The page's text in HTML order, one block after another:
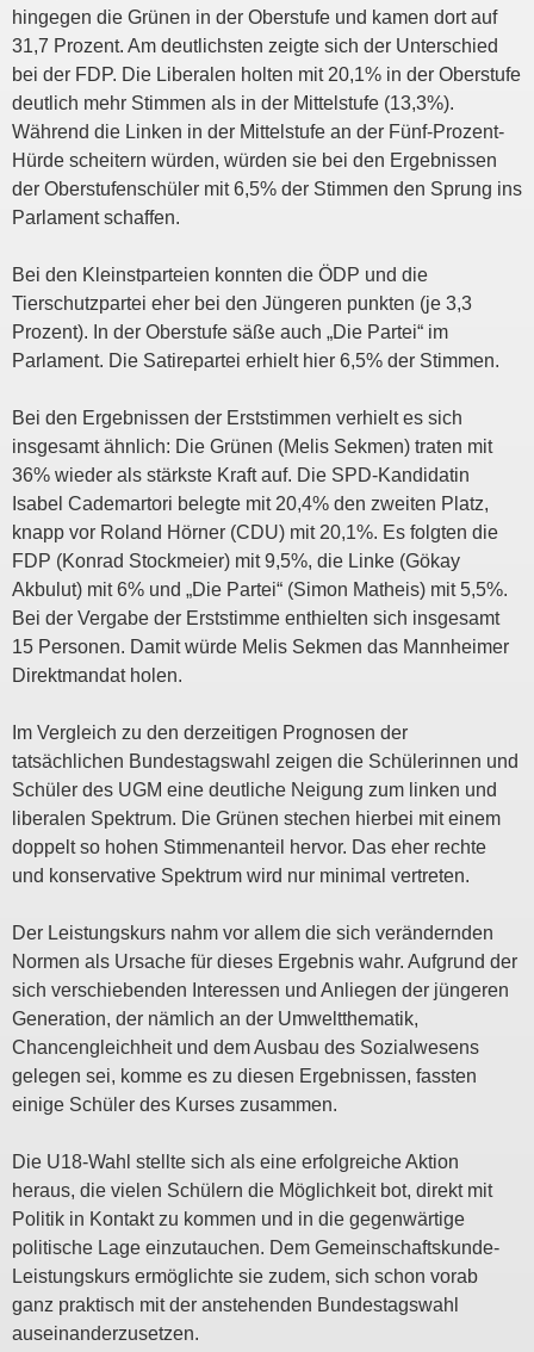
hingegen die Grünen in der Oberstufe und kamen dort auf
31,7 Prozent. Am deutlichsten zeigte sich der Unterschied
bei der FDP. Die Liberalen holten mit 20,1% in der Oberstufe
deutlich mehr Stimmen als in der Mittelstufe (13,3%).
Während die Linken in der Mittelstufe an der Fünf-Prozent-
Hürde scheitern würden, würden sie bei den Ergebnissen
der Oberstufenschüler mit 6,5% der Stimmen den Sprung ins
Parlament schaffen.
Bei den Kleinstparteien konnten die ÖDP und die
Tierschutzpartei eher bei den Jüngeren punkten (je 3,3
Prozent). In der Oberstufe säße auch „Die Partei“ im
Parlament. Die Satirepartei erhielt hier 6,5% der Stimmen.
Bei den Ergebnissen der Erststimmen verhielt es sich
insgesamt ähnlich: Die Grünen (Melis Sekmen) traten mit
36% wieder als stärkste Kraft auf. Die SPD-Kandidatin
Isabel Cademartori belegte mit 20,4% den zweiten Platz,
knapp vor Roland Hörner (CDU) mit 20,1%. Es folgten die
FDP (Konrad Stockmeier) mit 9,5%, die Linke (Gökay
Akbulut) mit 6% und „Die Partei“ (Simon Matheis) mit 5,5%.
Bei der Vergabe der Erststimme enthielten sich insgesamt
15 Personen. Damit würde Melis Sekmen das Mannheimer
Direktmandat holen.
Im Vergleich zu den derzeitigen Prognosen der
tatsächlichen Bundestagswahl zeigen die Schülerinnen und
Schüler des UGM eine deutliche Neigung zum linken und
liberalen Spektrum. Die Grünen stechen hierbei mit einem
doppelt so hohen Stimmenanteil hervor. Das eher rechte
und konservative Spektrum wird nur minimal vertreten.
Der Leistungskurs nahm vor allem die sich verändernden
Normen als Ursache für dieses Ergebnis wahr. Aufgrund der
sich verschiebenden Interessen und Anliegen der jüngeren
Generation, der nämlich an der Umweltthematik,
Chancengleichheit und dem Ausbau des Sozialwesens
gelegen sei, komme es zu diesen Ergebnissen, fassten
einige Schüler des Kurses zusammen.
Die U18-Wahl stellte sich als eine erfolgreiche Aktion
heraus, die vielen Schülern die Möglichkeit bot, direkt mit
Politik in Kontakt zu kommen und in die gegenwärtige
politische Lage einzutauchen. Dem Gemeinschaftskunde-
Leistungskurs ermöglichte sie zudem, sich schon vorab
ganz praktisch mit der anstehenden Bundestagswahl
auseinanderzusetzen.